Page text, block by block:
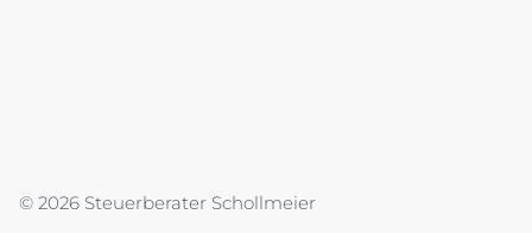
© 2026 Steuerberater Schollmeier